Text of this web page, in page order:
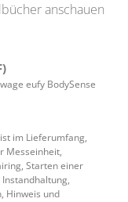
anschauen
eufy BodySense
im Lieferumfang,
Messeinheit,
Starten einer
Hinweis und